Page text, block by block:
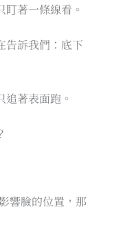
著一條線看。
告訴我們：底下
著表面跑。
響臉的位置，那